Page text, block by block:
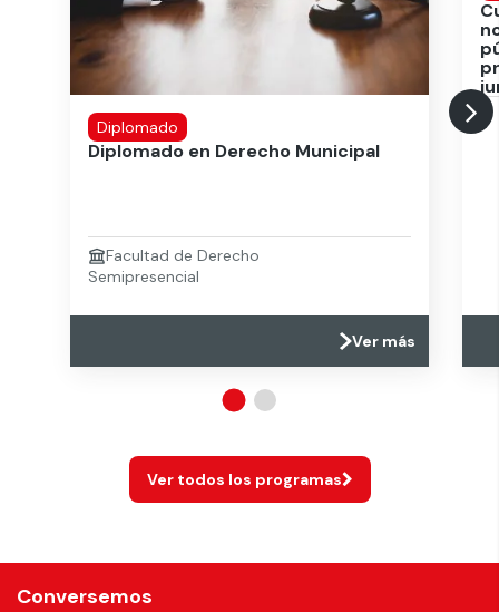
Diplomado
Diplomado en Derecho Municipal
Facultad de Derecho
Semipresencial
Ver más
Ver todos los programas
Conversemos